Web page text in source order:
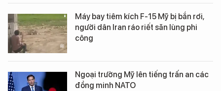
Máy bay tiêm kích F-15 Mỹ bị bắn rơi,
người dân Iran ráo riết săn lùng phi
công
Ngoại trưởng Mỹ lên tiếng trấn an các
đồng minh NATO